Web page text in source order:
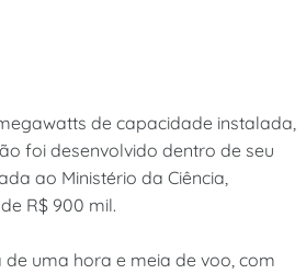
de capacidade instalada,
foi desenvolvido dentro de seu
ao Ministério da Ciência,
R$ 900 mil.
uma hora e meia de voo, com